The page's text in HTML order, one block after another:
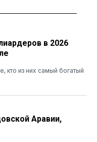
в 2026
кто из них самый богатый
Аравии,